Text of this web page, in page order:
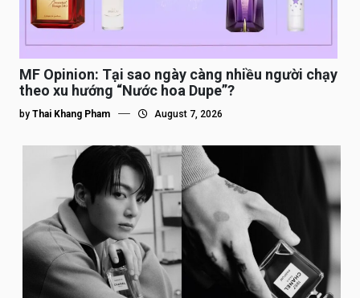
MF Opinion: Tại sao ngày càng nhiều người chạy
theo xu hướng “Nước hoa Dupe”?
by Thai Khang Pham August 7, 2026